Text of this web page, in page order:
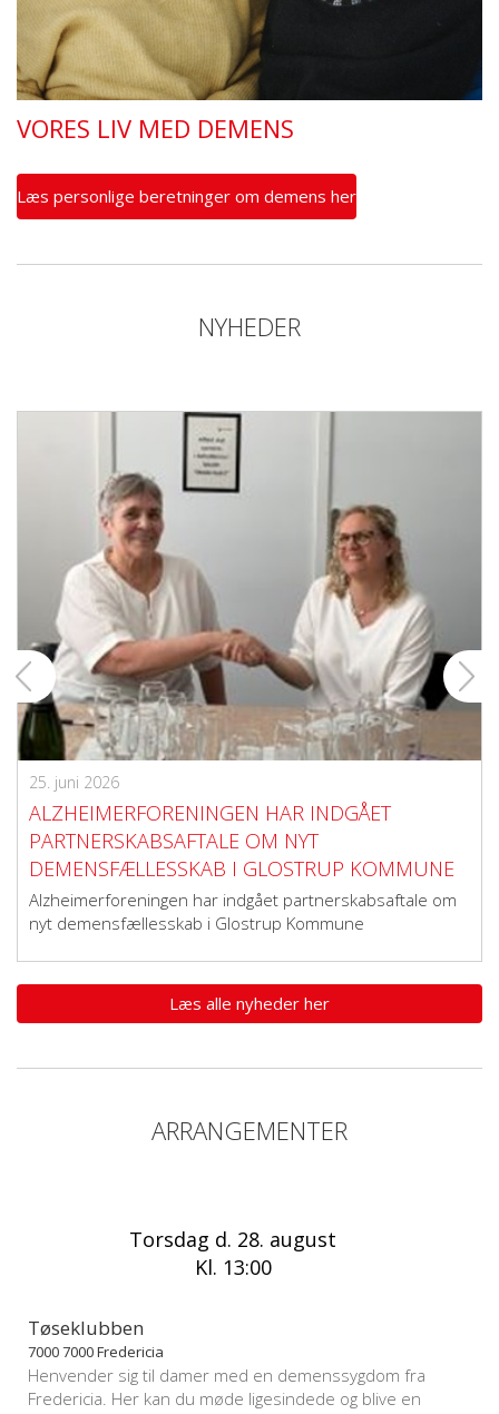
VORES LIV MED DEMENS
Læs personlige beretninger om demens her
NYHEDER
25. juni 2026
ALZHEIMERFORENINGEN HAR INDGÅET
PARTNERSKABSAFTALE OM NYT
DEMENSFÆLLESSKAB I GLOSTRUP KOMMUNE
Alzheimerforeningen har indgået partnerskabsaftale om
nyt demensfællesskab i Glostrup Kommune
Læs alle nyheder her
ARRANGEMENTER
Torsdag d. 28. august
Kl. 13:00
Tøseklubben
7000 7000 Fredericia
Henvender sig til damer med en demenssygdom fra
Fredericia. Her kan du møde ligesindede og blive en